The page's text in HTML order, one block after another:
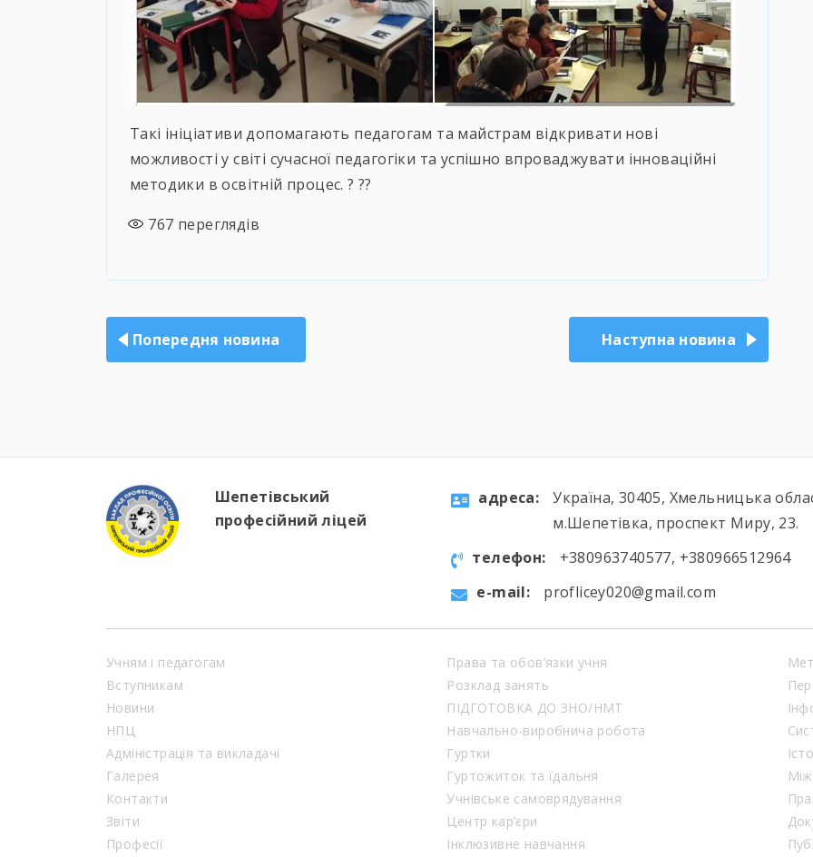
Такі ініціативи допомагають педагогам та майстрам відкривати нові
можливості у світі сучасної педагогіки та успішно впроваджувати інноваційні
методики в освітній процес. ? ??
767 переглядів
записів
Попередня новина Наступна новина
Шепетівський
професійний ліцей
aдресa:
Україна, 30405, Хмельницька
м.Шепетівка, проспект Миру, 23.
телефон:
+380963740577, +380966512964
e-mail:
proflicey020@gmail.com
Учням і педагогам
Вступникам
Новини
НПЦ
Адміністрація та викладачі
Галерея
Контакти
Звіти
Професії
Права та обов’язки учня
Розклад занять
ПІДГОТОВКА ДО ЗНО/НМТ
Навчально-виробнича робота
Гуртки
Гуртожиток та їдальня
Учнівське самоврядування
Центр кар’єри
Інклюзивне навчання